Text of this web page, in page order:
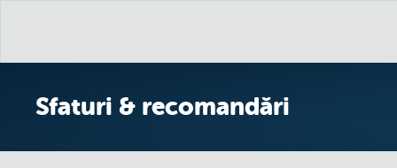
Sfaturi & recomandări